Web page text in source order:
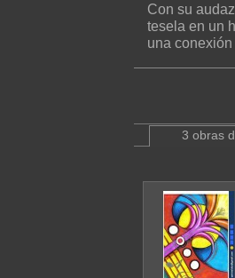
Con su
tesela en un
una
3 obras